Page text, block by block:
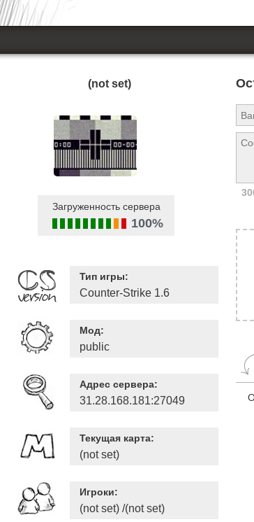
(not set)
Загруженность сервера
100%
Тип игры:
Counter-Strike 1.6
Мод:
public
Адрес сервера:
31.28.168.181:27049
Текущая карта:
(not set)
Игроки:
(not set) /(not set)